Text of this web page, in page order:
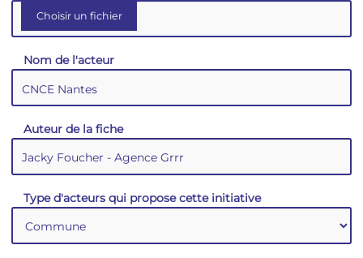
Nom de l'acteur
Auteur de la fiche
Type d'acteurs qui propose cette initiative